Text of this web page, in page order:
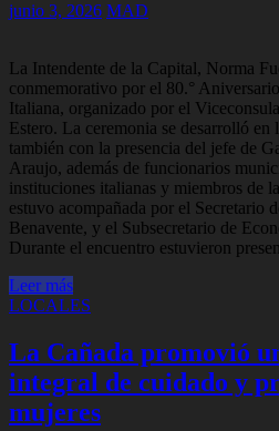
junio 3, 2026 MAD
La Intendente de la Capital, Norma
conmemorativo por el 80.°
Italiana, organizado por el
Estero. La ceremonia se desarrolló
también con la presencia del jefe de
Araujo, además de funcionarios
instituciones italianas y miembros de
estuvo acompañada por el Secretario
Benavente, y el Subsecretario de
Durante el encuentro estuvieron
Leer más
LOCALES
La Cañada promovió
integral de cuidado y
mujeres